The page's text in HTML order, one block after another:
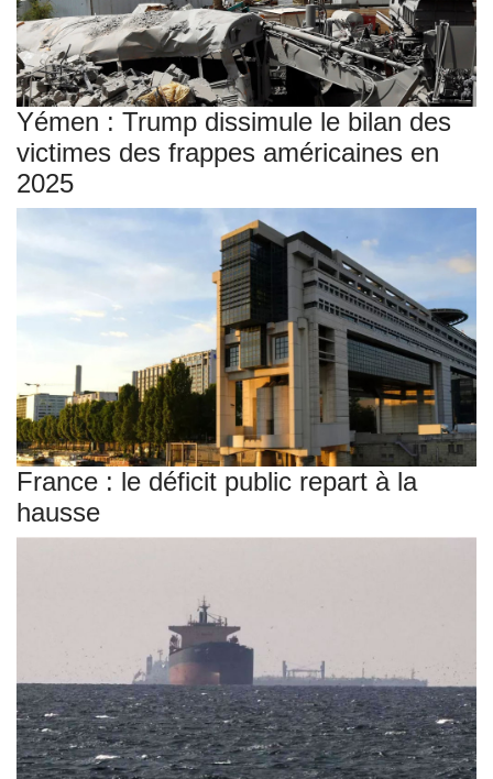
Yémen : Trump dissimule le bilan des
victimes des frappes américaines en
2025
France : le déficit public repart à la
hausse